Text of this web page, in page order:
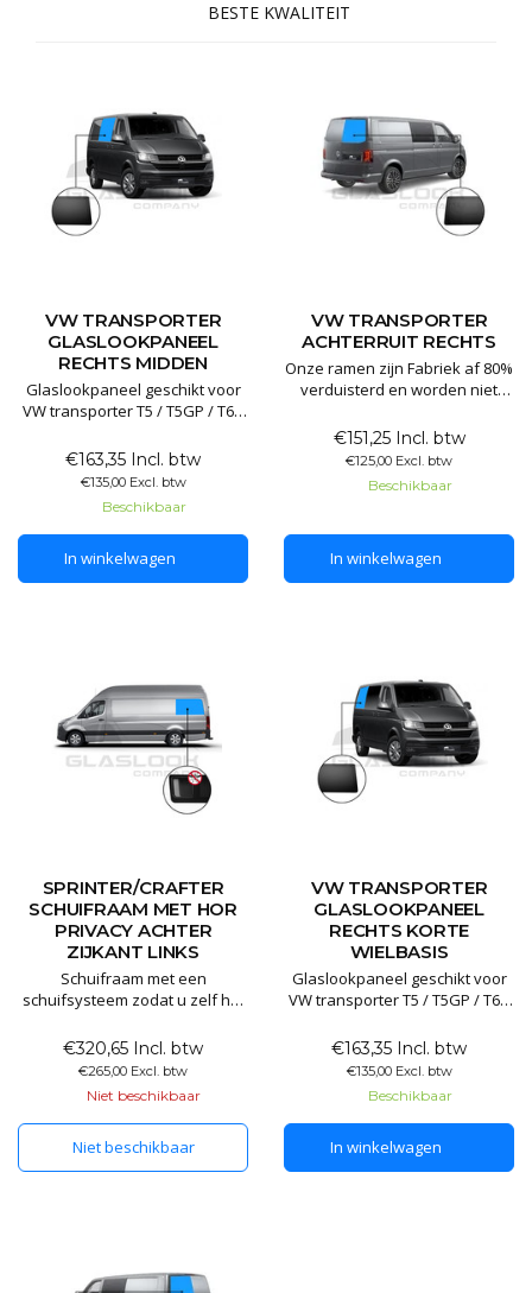
BESTE KWALITEIT
VW TRANSPORTER
GLASLOOKPANEEL
RECHTS MIDDEN
Glaslookpaneel geschikt voor
VW transporter T5 / T5GP / T6 /
Glaslookpanelen gemaakt van
echt glas voor een luxe
uitstraling. Het voordeel van
echt glas is dat het
gegarandeerd lang mee gaat
en het mooiste resultaat levert.
€163,35 Incl. btw
€135,00 Excl. btw
Beschikbaar
In winkelwagen
VW TRANSPORTER
ACHTERRUIT RECHTS
Onze ramen zijn Fabriek af 80%
verduisterd en worden niet
ramen zijn voorzien van E
keurmerk en worden
geproduceerd in de EU.
€151,25 Incl. btw
€125,00 Excl. btw
Beschikbaar
In winkelwagen
SPRINTER/CRAFTER
SCHUIFRAAM MET HOR
PRIVACY ACHTER
ZIJKANT LINKS
Schuifraam met een
schuifsysteem zodat u zelf het
schuifraam is gemaakt van 80%
verduisterd privacyglas.
Hierdoor kunt u wel zelf naar
buiten kijken maar dit maakt
het lastig om naar binnen te
kijken. Dit handige schuifraam
is te
€320,65 Incl. btw
€265,00 Excl. btw
Niet beschikbaar
Niet beschikbaar
VW TRANSPORTER
GLASLOOKPANEEL
RECHTS KORTE
WIELBASIS
Glaslookpaneel geschikt voor
VW transporter T5 / T5GP / T6 /
Glaslookpanelen gemaakt van
echt glas voor een luxe
uitstraling. Het voordeel van
echt glas is dat het
gegarandeerd lang mee gaat
en het mooiste resultaat levert.
€163,35 Incl. btw
€135,00 Excl. btw
Beschikbaar
In winkelwagen